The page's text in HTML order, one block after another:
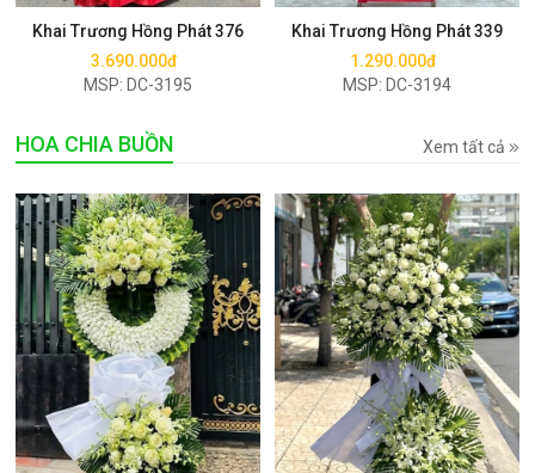
Khai Trương Hồng Phát 376
3.690.000đ
MSP: DC-3195
Khai Trương Hồng Phát 339
1.290.000đ
MSP: DC-3194
HOA CHIA BUỒN Xem tất cả